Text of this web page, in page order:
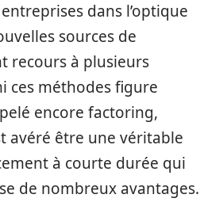
dans l’optique
sources de
recours à plusieurs
ces méthodes figure
encore factoring,
avéré être une véritable
à courte durée qui
de nombreux avantages.